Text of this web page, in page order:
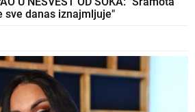
sve danas iznajmljuje"